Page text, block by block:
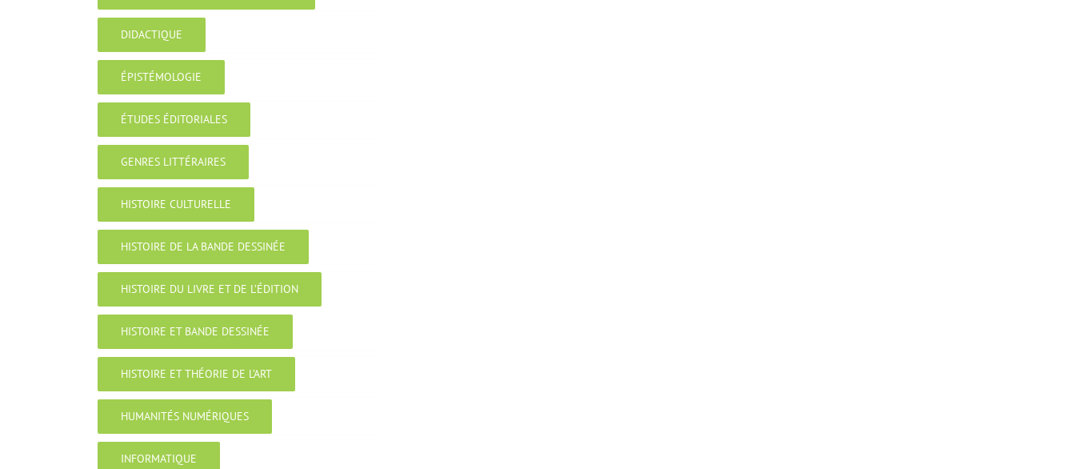
DIDACTIQUE
ÉPISTÉMOLOGIE
ÉTUDES ÉDITORIALES
GENRES LITTÉRAIRES
HISTOIRE CULTURELLE
HISTOIRE DE LA BANDE DESSINÉE
HISTOIRE DU LIVRE ET DE L’ÉDITION
HISTOIRE ET BANDE DESSINÉE
HISTOIRE ET THÉORIE DE L’ART
HUMANITÉS NUMÉRIQUES
INFORMATIQUE